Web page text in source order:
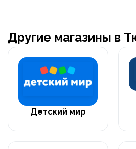
Другие магазины в
Детский мир